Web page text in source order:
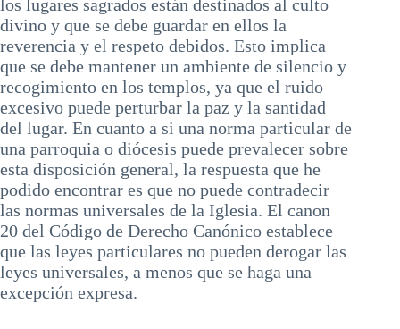
los lugares sagrados están destinados al culto
divino y que se debe guardar en ellos la
reverencia y el respeto debidos. Esto implica
que se debe mantener un ambiente de silencio y
recogimiento en los templos, ya que el ruido
excesivo puede perturbar la paz y la santidad
del lugar. En cuanto a si una norma particular de
una parroquia o diócesis puede prevalecer sobre
esta disposición general, la respuesta que he
podido encontrar es que no puede contradecir
las normas universales de la Iglesia. El canon
20 del Código de Derecho Canónico establece
que las leyes particulares no pueden derogar las
leyes universales, a menos que se haga una
excepción expresa.